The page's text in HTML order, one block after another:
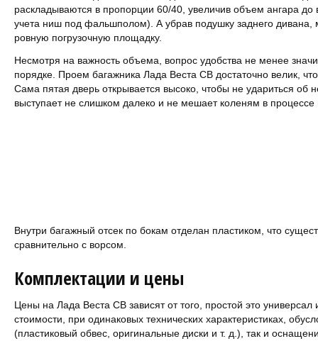
раскладываются в пропорции 60/40, увеличив объем ангара до
учета ниш под фальшполом). А убрав подушку заднего дивана,
ровную погрузочную площадку.
Несмотря на важность объема, вопрос удобства не менее
порядке. Проем багажника Лада Веста СВ достаточно велик,
Сама пятая дверь открывается высоко, чтобы не удариться об
выступает не слишком далеко и не мешает коленям в процессе
Внутри багажный отсек по бокам отделан пластиком, что
сравнительно с ворсом.
Комплектации и цены
Цены на Лада Веста СВ зависят от того, простой это универсал
стоимости, при одинаковых технических характеристиках,
(пластиковый обвес, оригинальные диски и т. д.), так и